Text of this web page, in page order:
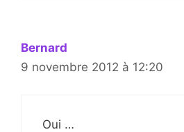
Bernard
9 novembre 2012 à 12:20
Oui …